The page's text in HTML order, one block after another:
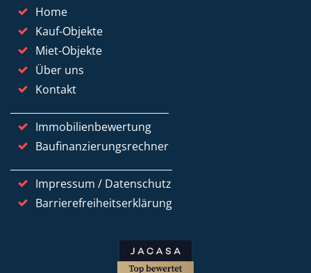
Home
Kauf-Objekte
Miet-Objekte
Über uns
Kontakt
Immobilienbewertung
Baufinanzierungsrechner
Impressum / Datenschutz
Barrierefreiheitserklärung